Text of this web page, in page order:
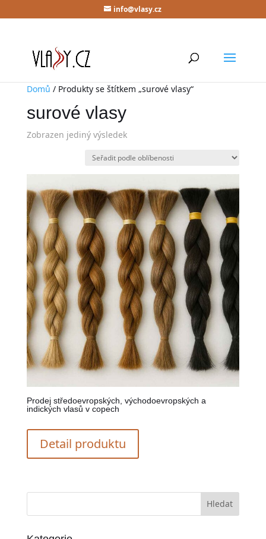
info@vlasy.cz
Domů / Produkty se štítkem „surové vlasy“
surové vlasy
Zobrazen jediný výsledek
Prodej středoevropských, východoevropských a
indických vlasů v copech
Detail produktu